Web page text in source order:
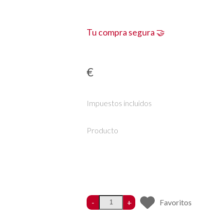
Tu compra segura 🤝
€
Impuestos incluidos
Producto
- + Favoritos